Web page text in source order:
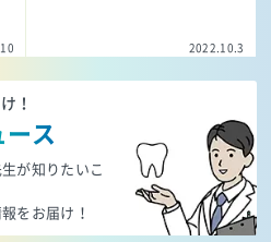
2022.10.3
！
ス
が知りたいこ
をお届け！